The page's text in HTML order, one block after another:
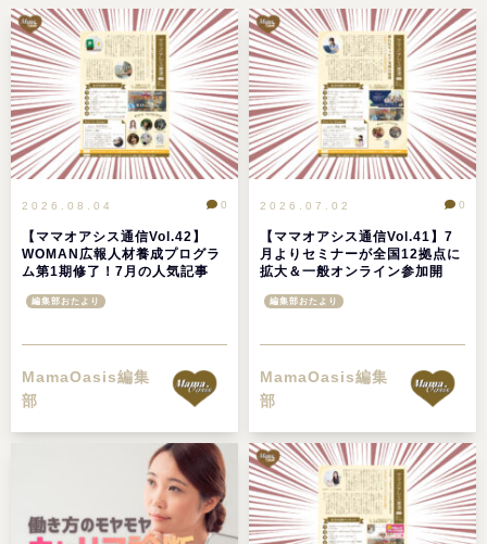
2026.08.04
【ママオアシス通信Vol.42】
WOMAN広報人材養成プログラ
ム第1期修了！7月の人気記事
0
編集部おたより
MamaOasis編集
部
2026.07.02
【ママオアシス通信Vol.41】7
月よりセミナーが全国12拠点に
拡大＆一般オンライン参加開
イベント情報
0
編集部おたより
MamaOasis編集
部